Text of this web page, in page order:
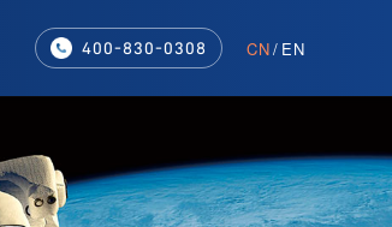
CN/ EN
400-830-0308